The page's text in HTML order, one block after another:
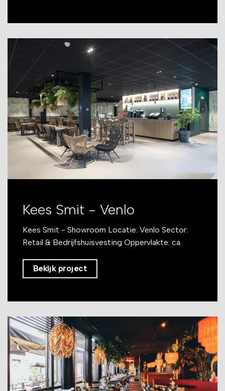
Kees Smit - Venlo
Kees Smit - Showroom Locatie: Venlo Sector:
Retail & Bedrijfshuisvesting Oppervlakte: ca.
Bekijk project